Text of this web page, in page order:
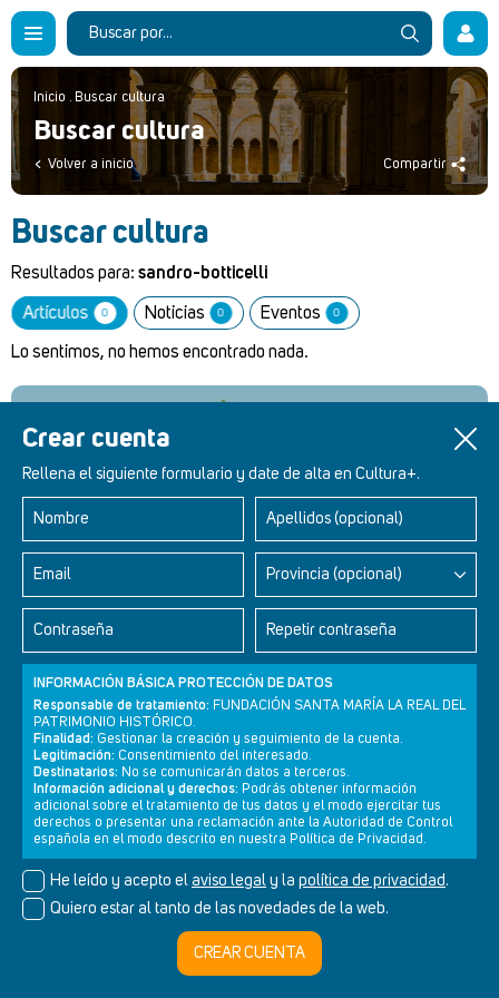
Crear cuenta
Rellena el siguiente formulario y date de alta en Cultura+.
Nombre Apellidos (opcional)
Email Provincia (opcional)
Contraseña Repetir contraseña
INFORMACIÓN BÁSICA PROTECCIÓN DE DATOS
Responsable de tratamiento: FUNDACIÓN SANTA MARÍA LA REAL DEL
PATRIMONIO HISTÓRICO.
Finalidad: Gestionar la creación y seguimiento de la cuenta.
Legitimación: Consentimiento del interesado.
Destinatarios: No se comunicarán datos a terceros.
Información adicional y derechos: Podrás obtener información
adicional sobre el tratamiento de tus datos y el modo ejercitar tus
derechos o presentar una reclamación ante la Autoridad de Control
española en el modo descrito en nuestra Política de Privacidad.
He leído y acepto el aviso legal y la política de privacidad.
Quiero estar al tanto de las novedades de la web.
CREAR CUENTA
Inicio . Buscar cultura
Buscar cultura
Volver a inicio Compartir
Buscar cultura
Resultados para: sandro-botticelli
Artículos 0 Noticias 0 Eventos 0
Lo sentimos, no hemos encontrado nada.
Retablos Renacentistas Este de León
Newsletter Aviso legal Política de privacidad Política de cookies
© Cultura+ 2026. Todos los derechos reservados
Diseño web SGM